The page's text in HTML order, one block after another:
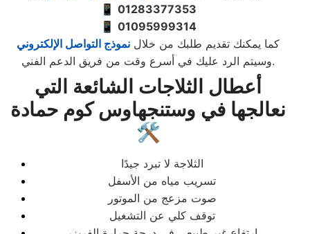
📱 01283377353
📱 01095999314
كما يمكنك تقديم طلبك من خلال نموذج التواصل الإلكتروني
وسيتم الرد عليك في أسرع وقت من فريق الدعم الفني.
أعطال الثلاجات الشائعة التي
نعالجها في وستنجهاوس كوم حمادة
🛠️
الثلاجة لا تبرد جيدًا
تسريب مياه من الأسفل
صوت مزعج من الموتور
توقف كلي عن التشغيل